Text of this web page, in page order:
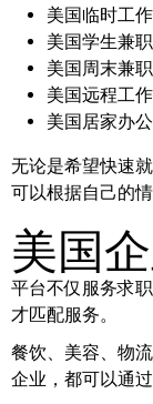
美国临时工
美国学生兼
美国周末兼
美国远程工
美国居家办
无论是希望快速
可以根据自己的
美国
平台不仅服务求
才匹配服务。
餐饮、美容、物
企业，都可以通